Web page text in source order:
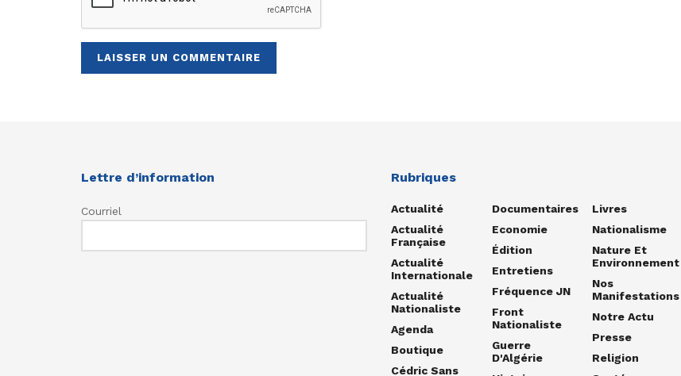
Lettre d’information
Courriel
Rubriques
Actualité
Actualité
Française
Actualité
Internationale
Actualité
Nationaliste
Agenda
Boutique
Cédric Sans
Documentaires
Economie
Édition
Entretiens
Fréquence JN
Front
Nationaliste
Guerre
D'Algérie
Livres
Nationalisme
Nature Et
Environnement
Nos
Manifestations
Notre Actu
Presse
Religion